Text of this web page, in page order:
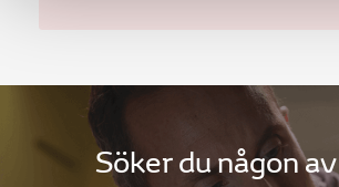
Söker du någon